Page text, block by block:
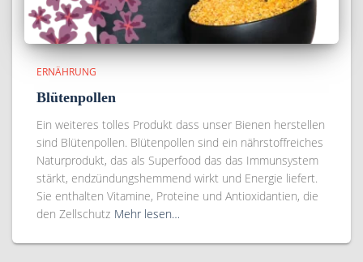
ERNÄHRUNG
Blütenpollen
Ein weiteres tolles Produkt dass unser Bienen herstellen
sind Blütenpollen. Blütenpollen sind ein nährstoffreiches
Naturprodukt, das als Superfood das das Immunsystem
stärkt, endzündungshemmend wirkt und Energie liefert.
Sie enthalten Vitamine, Proteine und Antioxidantien, die
den Zellschutz Mehr lesen…